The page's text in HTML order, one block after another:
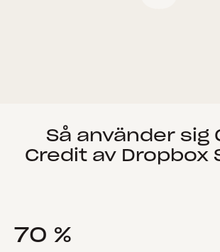
Så använder sig
Credit av Dropbox
70 %